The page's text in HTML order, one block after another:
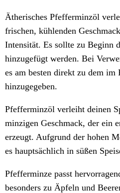
Ätherisches Pfefferminzöl
frischen, kühlenden
Intensität. Es sollte zu Beginn
hinzugefügt werden. Bei
es am besten direkt zu dem im
hinzugegeben.
Pfefferminzöl verleiht deinen
minzigen Geschmack, der ein
erzeugt. Aufgrund der hohen
es hauptsächlich in süßen
Pfefferminze passt
besonders zu Äpfeln und